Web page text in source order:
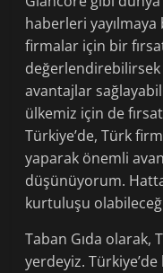
haberleri yayılmaya
firmalar için bir
avantajlar
ülkemiz için de
Türkiye’de, Türk
yaparak önemli
düşünüyorum.
kurtuluşu
Taban Gıda olarak,
yerdeyiz.